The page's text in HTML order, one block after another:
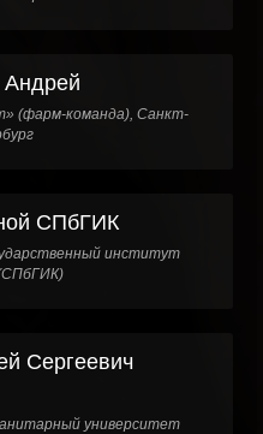
(фарм-команда), Санкт-
СПбГИК
институт
Сергеевич
университет